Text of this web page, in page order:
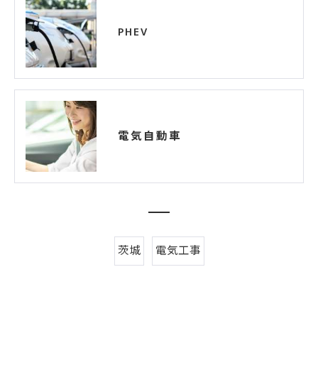
PHEV
電気自動車
茨城 電気工事